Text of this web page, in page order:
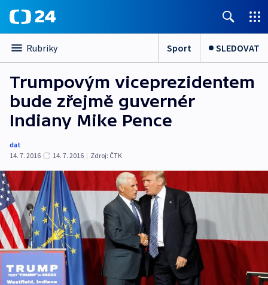
Rubriky Sport SLEDOVAT
Trumpovým viceprezidentem
bude zřejmě guvernér
Indiany Mike Pence
dat
14. 7. 2016
14. 7. 2016 | Zdroj: ČTK